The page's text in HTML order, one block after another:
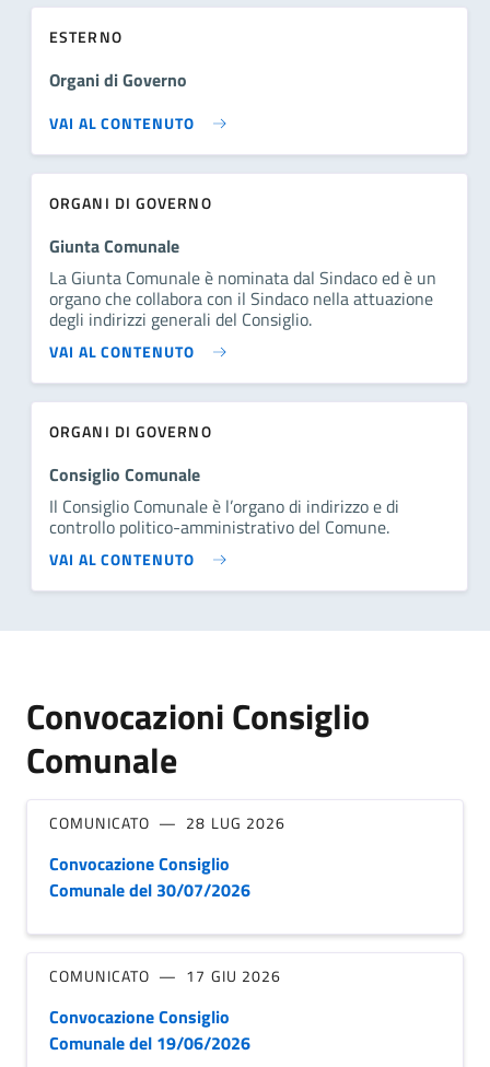
ESTERNO
Organi di Governo
VAI AL CONTENUTO
ORGANI DI GOVERNO
Giunta Comunale
La Giunta Comunale è nominata dal Sindaco ed è un
organo che collabora con il Sindaco nella attuazione
degli indirizzi generali del Consiglio.
VAI AL CONTENUTO
ORGANI DI GOVERNO
Consiglio Comunale
Il Consiglio Comunale è l’organo di indirizzo e di
controllo politico-amministrativo del Comune.
VAI AL CONTENUTO
Convocazioni Consiglio
Comunale
COMUNICATO 28 LUG 2026
Convocazione Consiglio
Comunale del 30/07/2026
COMUNICATO 17 GIU 2026
Convocazione Consiglio
Comunale del 19/06/2026